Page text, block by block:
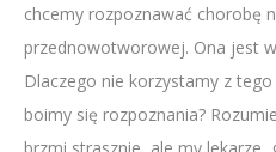
chcemy rozpoznawać chorobę
przednowotworowej. Ona jest
Dlaczego nie korzystamy z
boimy się rozpoznania?